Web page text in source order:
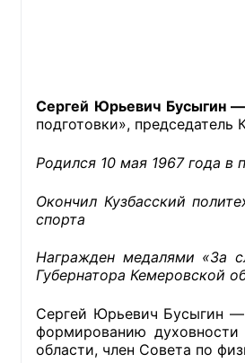
Общественные советы по
оказания услуг
О Палате
Комиссии
Экспертный совет ОП КО
Совет ОП КО
Сергей Юрьевич Бусыгин
подготовки»,
Родился 10 мая 1967 года в
Окончил Кузбасский
спорта
Награжден медалями «За
Губернатора Кемеровской
Сергей Юрьевич Бусыгин —
формированию духовности
области, член Совета по